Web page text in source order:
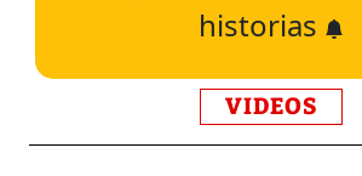
historias
VIDEOS